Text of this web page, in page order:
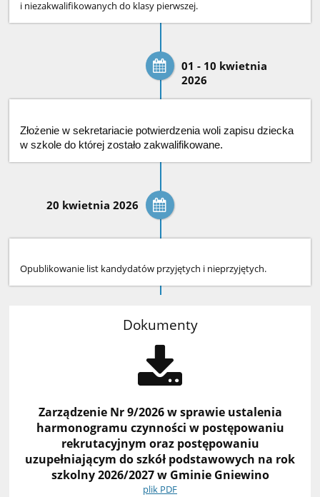
i niezakwalifikowanych do klasy pierwszej.
01 - 10 kwietnia
2026
Złożenie w sekretariacie potwierdzenia woli zapisu dziecka
w szkole do której zostało zakwalifikowane.
20 kwietnia 2026
Opublikowanie list kandydatów przyjętych i nieprzyjętych.
Dokumenty
Zarządzenie Nr 9/2026 w sprawie ustalenia
harmonogramu czynności w postępowaniu
rekrutacyjnym oraz postępowaniu
uzupełniającym do szkół podstawowych na rok
szkolny 2026/2027 w Gminie Gniewino
plik PDF